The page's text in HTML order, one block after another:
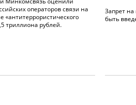
операторов связи на
«антитеррористического
триллиона рублей.
Запрет
быть